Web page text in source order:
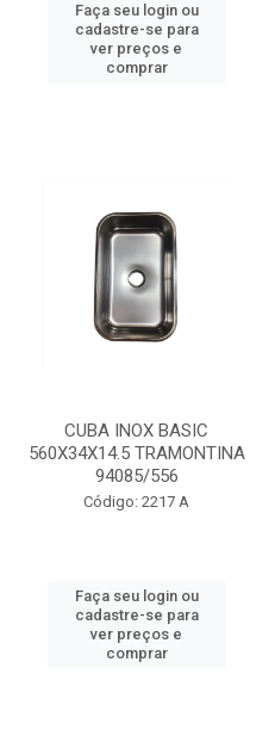
Faça seu login ou
cadastre-se para
ver preços e
comprar
CUBA INOX BASIC
560X34X14.5 TRAMONTINA
94085/556
Código: 2217 A
Faça seu login ou
cadastre-se para
ver preços e
comprar